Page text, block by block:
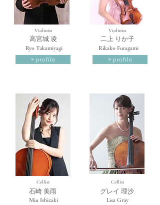
Violinist
​高宮城 凌
Ryo Takamiyagi
> profile
Cellist
​石崎 美雨
Miu Ishizaki
Violinist
​二上 りか子​
Rikako Futagami
> profile
Cellist
​グレイ 理沙
Lisa Gray